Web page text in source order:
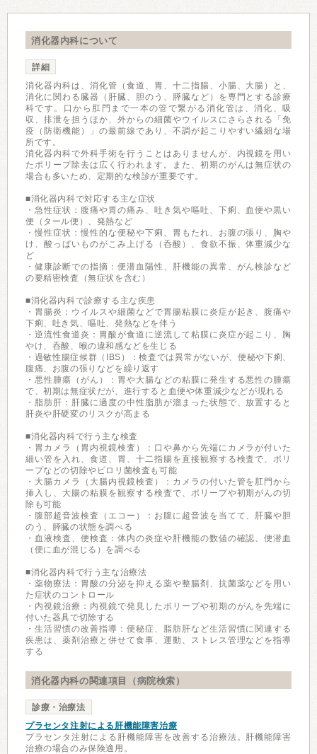
消化器内科について
詳細
消化器内科は、消化管（食道、胃、十二指腸、小腸、大腸）と、
消化に関わる臓器（肝臓、胆のう、膵臓など）を専門とする診療
科です。口から肛門まで一本の管で繋がる消化管は、消化、吸
収、排泄を担うほか、外からの細菌やウイルスにさらされる「免
疫（防衛機能）」の最前線であり、不調が起こりやすい繊細な場
所です。
消化器内科で外科手術を行うことはありませんが、内視鏡を用い
たポリープ除去は広く行われます。また、初期のがんは無症状の
場合も多いため、定期的な検診が重要です。
■消化器内科で対応する主な症状
・急性症状：腹痛や胃の痛み、吐き気や嘔吐、下痢、血便や黒い
便（タール便）、発熱など
・慢性症状：慢性的な便秘や下痢、胃もたれ、お腹の張り、胸や
け、酸っぱいものがこみ上げる（呑酸）、食欲不振、体重減少な
ど
・健康診断での指摘：便潜血陽性、肝機能の異常、がん検診など
の要精密検査（無症状を含む）
■消化器内科で診療する主な疾患
・胃腸炎：ウイルスや細菌などで胃腸粘膜に炎症が起き、腹痛や
下痢、吐き気、嘔吐、発熱などを伴う
・逆流性食道炎：胃酸が食道に逆流して粘膜に炎症が起こり、胸
やけ、呑酸、喉の違和感などを生じる
・過敏性腸症候群（IBS）：検査では異常がないが、便秘や下痢、
腹痛、お腹の張りなどを繰り返す
・悪性腫瘍（がん）：胃や大腸などの粘膜に発生する悪性の腫瘍
で、初期は無症状だが、進行すると血便や体重減少などが現れる
・脂肪肝：肝臓に過度の中性脂肪が溜まった状態で、放置すると
肝炎や肝硬変のリスクが高まる
■消化器内科で行う主な検査
・胃カメラ（胃内視鏡検査）：口や鼻から先端にカメラが付いた
細い管を入れ、食道、胃、十二指腸を直接観察する検査で、ポリ
ープなどの切除やピロリ菌検査も可能
・大腸カメラ（大腸内視鏡検査）：カメラの付いた管を肛門から
挿入し、大腸の粘膜を観察する検査で、ポリープや初期がんの切
除も可能
・腹部超音波検査（エコー）：お腹に超音波を当てて、肝臓や胆
のう、膵臓の状態を調べる
・血液検査、便検査：体内の炎症や肝機能の数値の確認、便潜血
（便に血が混じる）を調べる
■消化器内科で行う主な治療法
・薬物療法：胃酸の分泌を抑える薬や整腸剤、抗菌薬などを用い
た症状のコントロール
・内視鏡治療：内視鏡で発見したポリープや初期のがんを先端に
付いた器具で切除する
・生活習慣の改善指導：便秘症、脂肪肝など生活習慣に関連する
疾患は、薬剤治療と併せて食事、運動、ストレス管理などを指導
する
消化器内科の関連項目（病院検索）
診療・治療法
プラセンタ注射による肝機能障害治療
プラセンタ注射による肝機能障害を改善する治療法。肝機能障害
治療の場合のみ保険適用。